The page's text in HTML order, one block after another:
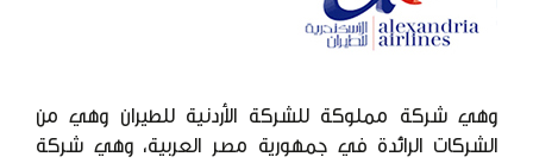
وهي شركة مملوكة للشركة الأردنية للطيران وهي من
الشركات الرائدة في جمهورية مصر العربية، وهي شركة